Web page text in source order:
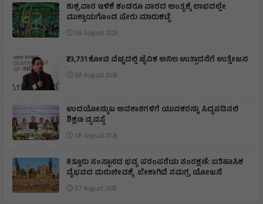
ಶುಕ್ರವಾರ ಇಳಿಕೆ ಕಂಡರೂ ವಾರದ ಅಂತ್ಯಕ್ಕೆ ಲಾಭದಲ್ಲೇ
ಮುಕ್ತಾಯಗೊಂಡ ಷೇರು ಮಾರುಕಟ್ಟೆ
08 August 2026
₹23,731 ಕೋಟಿ ವೆಚ್ಚದಲ್ಲಿ ಜೈವಿಕ ಅನಿಲ ಉತ್ಪಾದನೆಗೆ ಉತ್ತೇಜನ
08 August 2026
ಉದಯೋನ್ಮುಖ ಅವಕಾಶಗಳಿಗೆ ಯುವಕರನ್ನು ಸಿದ್ಧಪಡಿಸಲಿ
ಶಿಕ್ಷಣ ವ್ಯವಸ್ಥೆ
08 August 2026
ಕಿತ್ತೂರು ಸಂಸ್ಥಾನದ ಭವ್ಯ ಪರಂಪರೆಯ ಸಂರಕ್ಷಣೆ: ಐತಿಹಾಸಿಕ
ವೈಭವದ ಮರುಜೀವಕ್ಕೆ ಬೇಕಾಗಿದೆ ಸಮಗ್ರ ಯೋಜನೆ
07 August 2026